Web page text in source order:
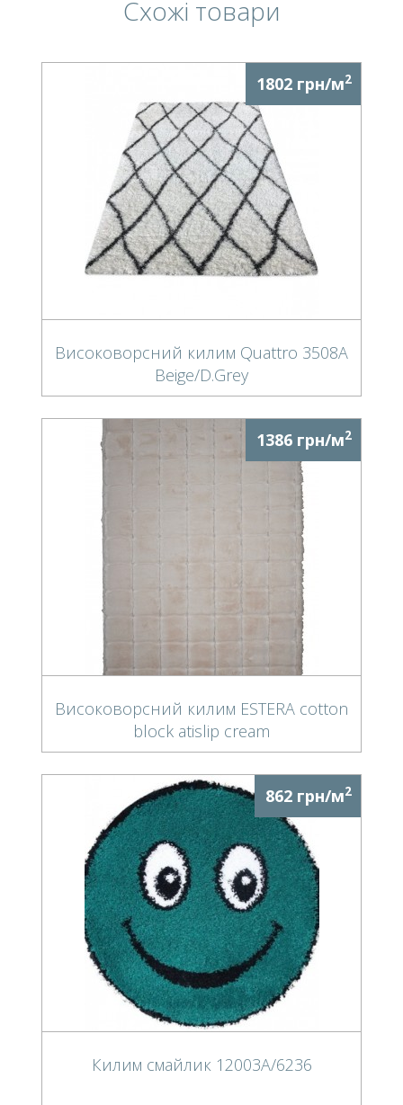
Схожі товари
1802 грн/м2
Високоворсний килим Quattro 3508A
Beige/D.Grey
1386 грн/м2
Високоворсний килим ESTERA cotton
block atislip cream
862 грн/м2
Килим смайлик 12003A/6236